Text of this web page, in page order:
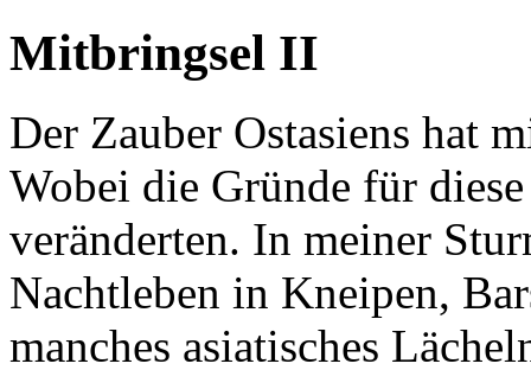
Mitbringsel II
Der Zauber Ostasiens hat
Wobei die Gründe für
veränderten. In meiner
Nachtleben in Kneipen,
manches asiatisches